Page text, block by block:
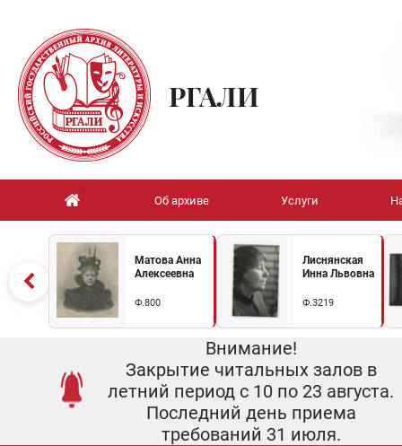
РГАЛИ
Об архиве Услуги
Матова Анна
Алексеевна
Ф.800
Лиснянская
Инна Львовна
Ф.3219
Внимание!
Закрытие читальных залов в
летний период с 10 по 23 августа.
Последний день приема
требований 31 июля.